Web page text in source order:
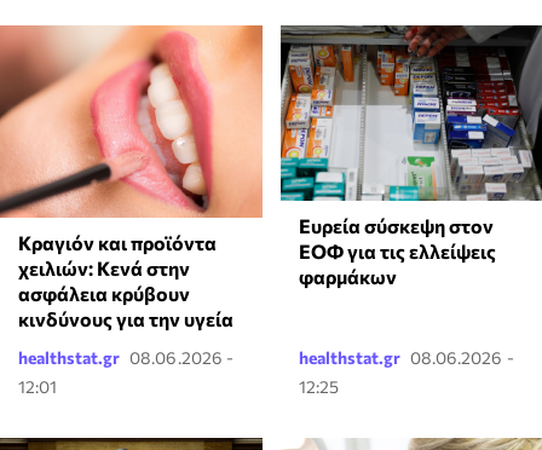
Κραγιόν και προϊόντα
χειλιών: Κενά στην
ασφάλεια κρύβουν
κινδύνους για την υγεία
healthstat.gr 08.06.2026 -
12:01
Ευρεία σύσκεψη στον
ΕΟΦ για τις ελλείψεις
φαρμάκων
healthstat.gr 08.06.2026 -
12:25